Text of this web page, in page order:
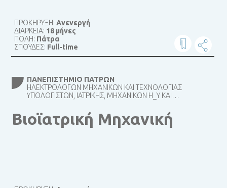
Διαχείριση και την
Οικονομία της
ΠΡΟΚΗΡΥΞΗ:Ανενεργή
ΔΙΑΡΚΕΙΑ: 18 μήνες
ΠΟΛΗ: Πάτρα
ΣΠΟΥΔΕΣ: Full-time
ΠΑΝΕΠΙΣΤΉΜΙΟ ΠΑΤΡΏΝ
ΗΛΕΚΤΡΟΛΌΓΩΝ ΜΗΧΑΝΙΚΏΝ ΚΑΙ ΤΕΧΝΟΛΟΓΊΑΣ
ΥΠΟΛΟΓΙΣΤΏΝ, ΙΑΤΡΙΚΉΣ, ΜΗΧΑΝΙΚΏΝ Η_Υ ΚΑΙ
ΜΗΧΑΝΙΚΏΝ
Βιοϊατρική Μηχανική